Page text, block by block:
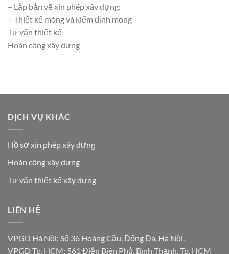
– Lập bản vẽ xin phép xây dựng:
– Thiết kế móng và kiểm định móng
Tư vấn thiết kế
Hoàn công xây dựng
DỊCH VỤ KHÁC
Hồ sơ xin phép xây dựng
Hoàn công xây dựng
Tư vấn thiết kế xây dựng
LIÊN HỆ
VPGD Hà Nội: Số 36 Hoàng Cầu, Đống Đa, Hà Nội.
VPGD Tp. HCM: 561 Điện Biên Phủ, Bình Thạnh, Tp. HCM